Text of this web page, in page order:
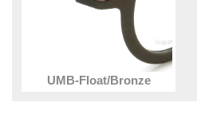
UMB-Float/Bronze